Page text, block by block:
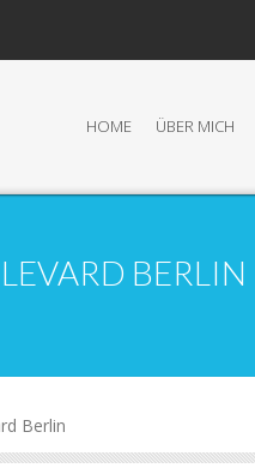
HOME ÜBER MICH
BERLIN
Berlin